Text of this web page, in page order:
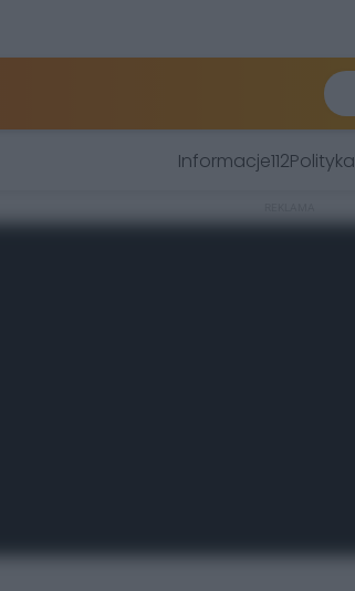
Informacje112Polityka